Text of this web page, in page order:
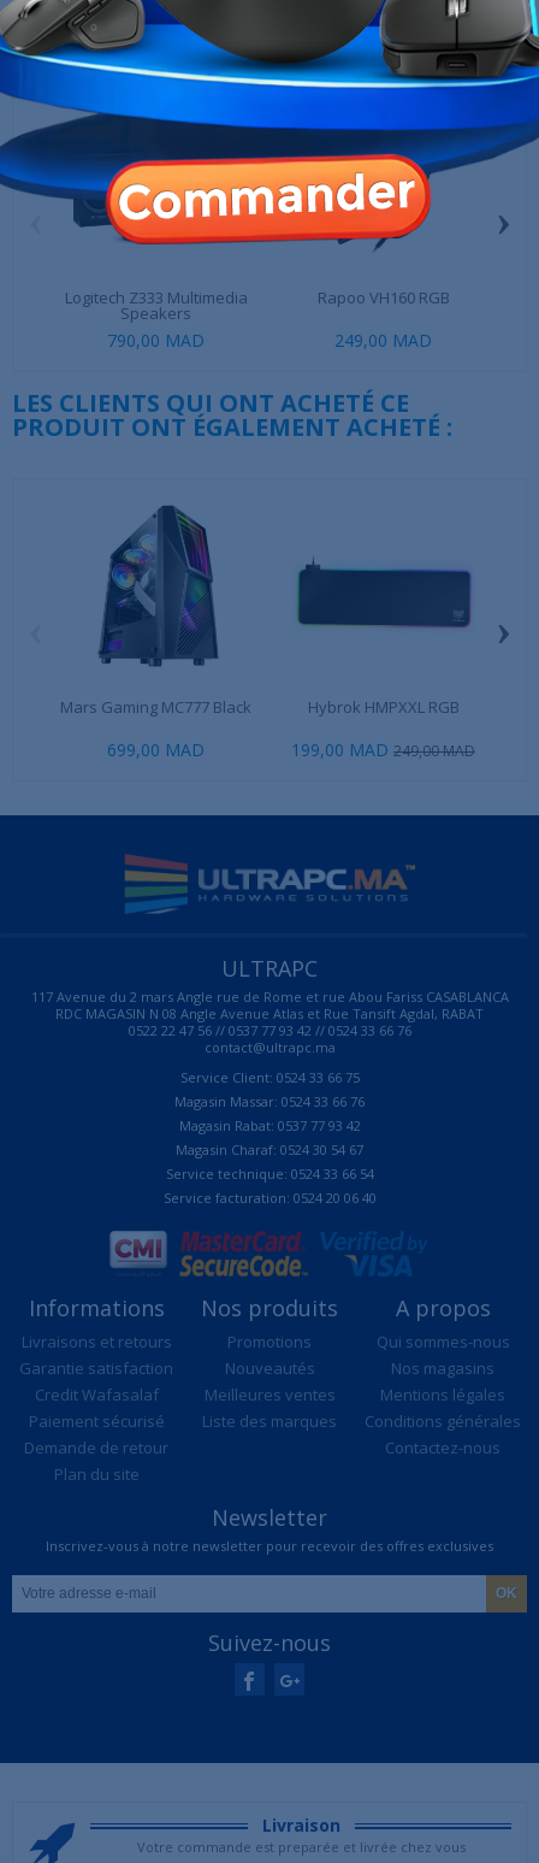
CATÉGORIE :
Logitech Z333 Multimedia
Speakers
790,00 MAD
Rapoo VH160 RGB
249,00 MAD
›
LES CLIENTS QUI ONT ACHETÉ CE
PRODUIT ONT ÉGALEMENT ACHETÉ :
Mars Gaming MC777 Black
699,00 MAD
Hybrok HMPXXL RGB
199,00 MAD 249,00 MAD
›
ULTRAPC
117 Avenue du 2 mars Angle rue de Rome et rue Abou Fariss CASABLANCA
RDC MAGASIN N 08 Angle Avenue Atlas et Rue Tansift Agdal, RABAT
0522 22 47 56 // 0537 77 93 42 // 0524 33 66 76
contact@ultrapc.ma
Service Client: 0524 33 66 75
Magasin Massar: 0524 33 66 76
Magasin Rabat: 0537 77 93 42
Magasin Charaf: 0524 30 54 67
Service technique: 0524 33 66 54
Service facturation: 0524 20 06 40
Informations
Livraisons et retours
Garantie satisfaction
Credit Wafasalaf
Paiement sécurisé
Demande de retour
Plan du site
Nos produits
Promotions
Nouveautés
Meilleures ventes
Liste des marques
A propos
Qui sommes-nous
Nos magasins
Mentions légales
Conditions générales
Contactez-nous
Newsletter
Inscrivez-vous à notre newsletter pour recevoir des offres exclusives
Suivez-nous
Livraison
Votre commande est preparée et livrée chez vous